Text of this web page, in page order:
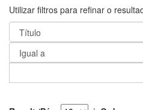
Utilizar filtros para refinar o